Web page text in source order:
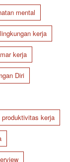
mental
lingkungan kerja
kerja
Diri
produktivitas kerja